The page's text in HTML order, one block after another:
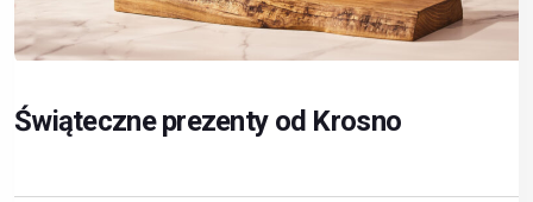
Świąteczne prezenty od Krosno